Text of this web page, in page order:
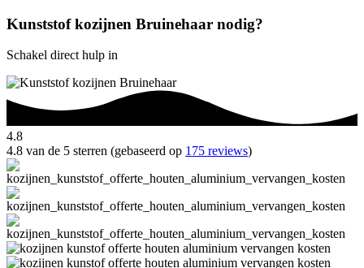
Kunststof kozijnen Bruinehaar nodig?
Schakel direct hulp in
4.8
4.8 van de 5 sterren (gebaseerd op 175 reviews)